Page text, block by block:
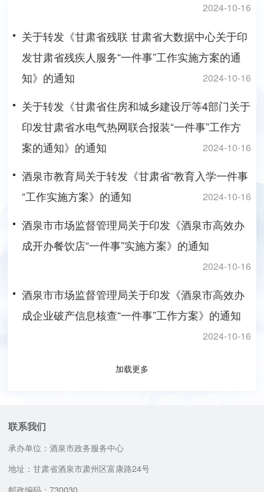
2024-10-16
关于转发《甘肃省残联 甘肃省大数据中心关于印
发甘肃省残疾人服务“一件事”工作实施方案的通
知》的通知
2024-10-16
关于转发《甘肃省住房和城乡建设厅等4部门关于
印发甘肃省水电气热网联合报装“一件事”工作方
案的通知》的通知
2024-10-16
酒泉市教育局关于转发《甘肃省“教育入学一件事
“工作实施方案》的通知
2024-10-16
酒泉市市场监督管理局关于印发《酒泉市高效办
成开办餐饮店“一件事”实施方案》的通知
2024-10-16
酒泉市市场监督管理局关于印发《酒泉市高效办
成企业破产信息核查“一件事”工作方案》的通知
2024-10-16
加载更多
联系我们
承办单位：酒泉市政务服务中心
地址：甘肃省酒泉市肃州区富康路24号
邮政编码：730030